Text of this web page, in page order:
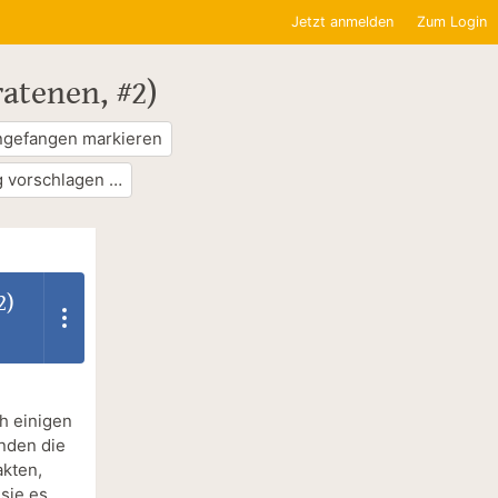
Jetzt anmelden Zum Login
#2)
markieren
vorschlagen …
einigen
die